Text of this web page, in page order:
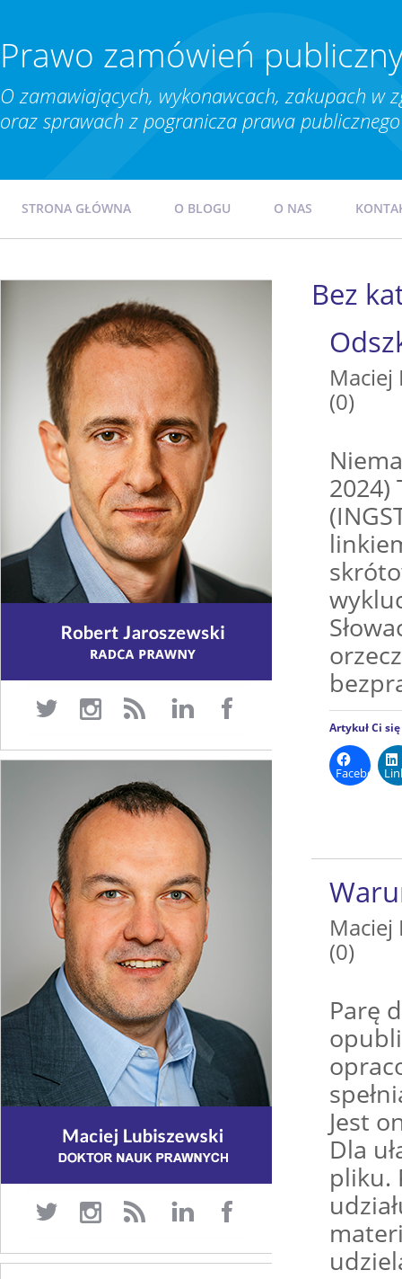
Prawo zamówień
O zamawiających, wykonawcach, zakupach w
oraz sprawach z pogranicza prawa
STRONA GŁÓWNA O BLOGU O NAS
Bez
Maciej
(0)
2024)
Artykuł Ci
Facebook
Maciej
(0)
Parę
Jest
Dla
pliku.